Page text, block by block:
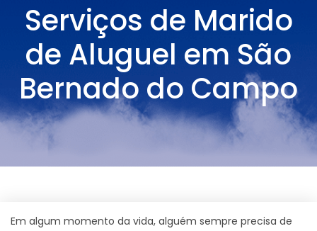
Serviços de Marido
de Aluguel em São
Bernado do Campo
Em algum momento da vida, alguém sempre precisa de